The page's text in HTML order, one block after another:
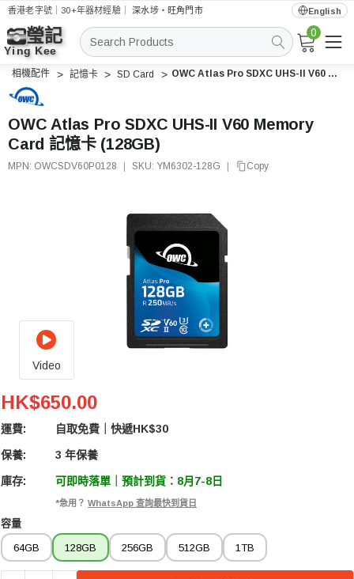
香港老字號｜30+年器材經驗｜深水埗・旺角門市 English
搜
索
0
相機配件 記憶卡 SD Card OWC Atlas Pro SDXC UHS-II V60 Memory Card 記憶卡 (128GB)
OWC Atlas Pro SDXC UHS-II V60 Memory
Card 記憶卡 (128GB)
MPN: OWCSDV60P0128 SKU: YM6302-128G Copy
Video
OWC Atlas Pro SDXC UHS-II V60 Memory Card 記憶
HK$650.00
運費: 自取免費｜快遞HK$30
保養: 3 年保養
庫存: 可即時落單｜預計到貨：8月7-8日
*急用？ WhatsApp 查詢最快到貨日
容量
64GB 128GB 256GB 512GB 1TB